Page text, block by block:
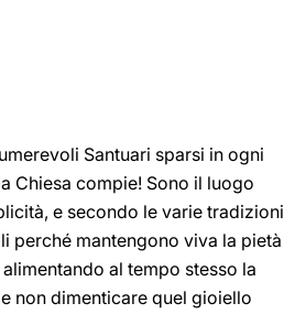
Santuari sparsi in ogni
Chiesa compie! Sono il luogo
e secondo le varie tradizioni
perché mantengono viva la pietà
al tempo stesso la
non dimenticare quel gioiello